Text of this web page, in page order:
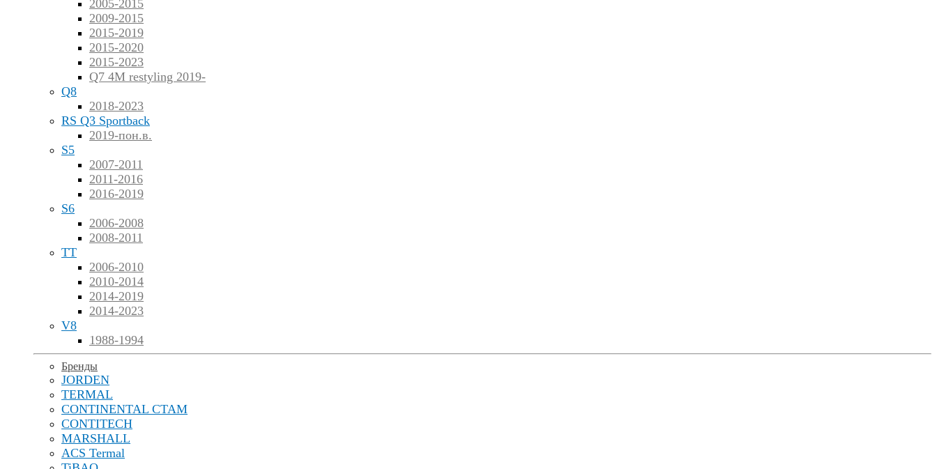
2005-2015
2009-2015
2015-2019
2015-2020
2015-2023
Q7 4M restyling 2019-
Q8
2018-2023
RS Q3 Sportback
2019-пон.в.
S5
2007-2011
2011-2016
2016-2019
S6
2006-2008
2008-2011
TT
2006-2010
2010-2014
2014-2019
2014-2023
V8
1988-1994
Бренды
JORDEN
TERMAL
CONTINENTAL CTAM
CONTITECH
MARSHALL
ACS Termal